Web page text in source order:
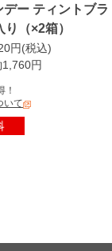
デー ティントブラ
（×2箱）
円(税込)
円
！
いて